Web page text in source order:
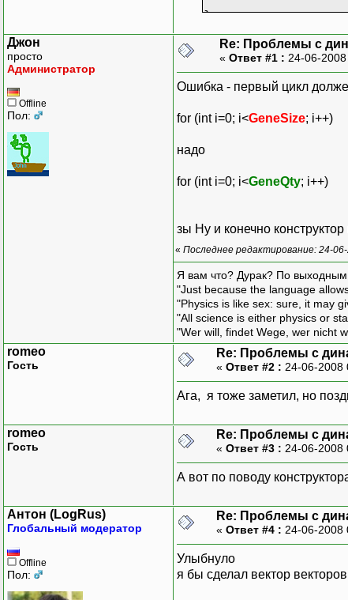
};
{
GeneQty =
Chromos
for (int
for (int
};
{
for(int
delete []
}
void
for (int
for (int j=0;
}
};
void main()
Джон
просто
Администратор
Offline
Пол:
Re: Проблемы с
« Ответ #1 : 24-06-
Ошибка - первый цикл
for (int i=0; i<GeneSize; i++)
надо
for (int i=0; i<GeneQty; i++)
зы Ну и конечно
« Последнее редактирование: 24-
Я вам что? Дурак? По
"Just because the language
"Physics is like sex: sure, it may
"All science is either physics or
"Wer will, findet Wege, wer nicht
romeo
Гость
Re: Проблемы с
« Ответ #2 : 24-06-2008
Ага, я тоже заметил, но
romeo
Гость
Re: Проблемы с
« Ответ #3 : 24-06-2008
А вот по поводу
Антон (LogRus)
Глобальный модератор
Offline
Пол:
Re: Проблемы с
« Ответ #4 : 24-06-2008
Улыбнуло
я бы сделал вектор векторов